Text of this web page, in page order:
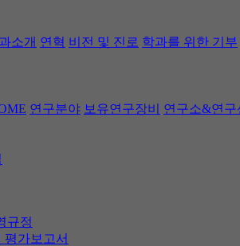
소개 연혁 비전 및 진로 학과를 위한 기부
연구분야 보유연구장비 연구소&연구
규정
평가보고서